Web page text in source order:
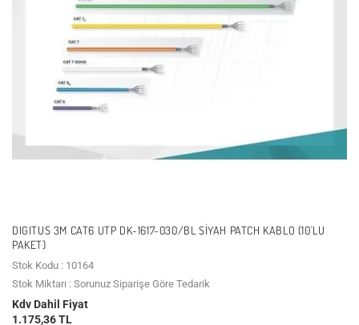
DIGITUS 3M CAT6 UTP DK-1617-030/BL SIYAH PATCH KABLO (10'LU
PAKET)
Stok Kodu : 10164
Stok Miktarı : Sorunuz Siparişe Göre Tedarik
Kdv Dahil Fiyat
1.175,36 TL